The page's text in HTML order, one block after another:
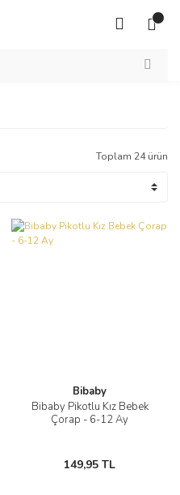
Toplam 24 ürün
Bibaby
Bibaby Pikotlu Kız Bebek
Çorap - 6-12 Ay
149,95 TL